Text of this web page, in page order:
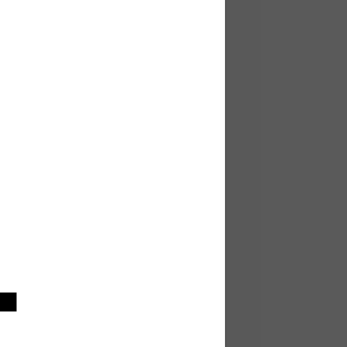
ukupna širina 17,8 mm,
mm
ukupna širina 17,8 mm,
mm